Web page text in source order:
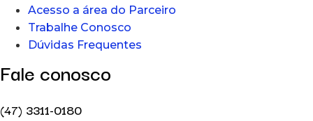
Acesso a área do Parceiro
Trabalhe Conosco
Dúvidas Frequentes
Fale conosco
(47) 3311-0180